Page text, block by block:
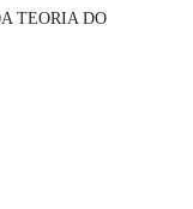
TEORIA DO